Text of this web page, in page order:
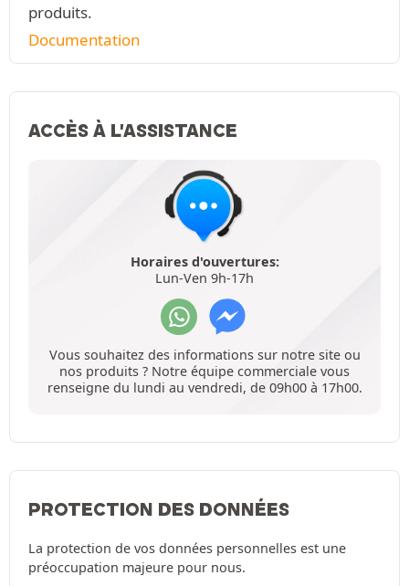
produits.
Documentation
ACCÈS À L'ASSISTANCE
Horaires d'ouvertures:
Lun-Ven 9h-17h
Vous souhaitez des informations sur notre site ou
nos produits ? Notre équipe commerciale vous
renseigne du lundi au vendredi, de 09h00 à 17h00.
PROTECTION DES DONNÉES
La protection de vos données personnelles est une
préoccupation majeure pour nous.